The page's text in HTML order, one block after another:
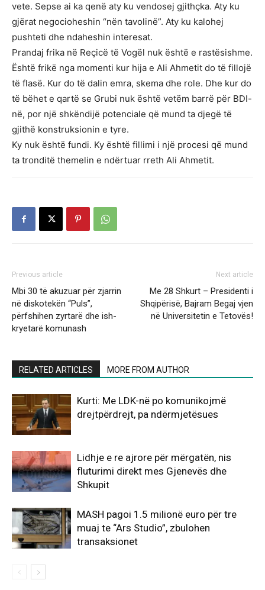
vete. Sepse ai ka qenë aty ku vendosej gjithçka. Aty ku
gjërat negocioheshin “nën tavolinë”. Aty ku kalohej
pushteti dhe ndaheshin interesat.
Prandaj frika në Reçicë të Vogël nuk është e rastësishme.
Është frikë nga momenti kur hija e Ali Ahmetit do të fillojë
të flasë. Kur do të dalin emra, skema dhe role. Dhe kur do
të bëhet e qartë se Grubi nuk është vetëm barrë për BDI-
në, por një shkëndijë potenciale që mund ta djegë të
gjithë konstruksionin e tyre.
Ky nuk është fundi. Ky është fillimi i një procesi që mund
ta tronditë themelin e ndërtuar rreth Ali Ahmetit.
Previous article
Mbi 30 të akuzuar për zjarrin
në diskotekën “Puls”,
përfshihen zyrtarë dhe ish-
kryetarë komunash
Next article
Me 28 Shkurt – Presidenti i
Shqipërisë, Bajram Begaj vjen
në Universitetin e Tetovës!
RELATED ARTICLES MORE FROM AUTHOR
Kurti: Me LDK-në po komunikojmë
drejtpërdrejt, pa ndërmjetësues
Lidhje e re ajrore për mërgatën, nis
fluturimi direkt mes Gjenevës dhe
Shkupit
MASH pagoi 1.5 milionë euro për tre
muaj te “Ars Studio”, zbulohen
transaksionet